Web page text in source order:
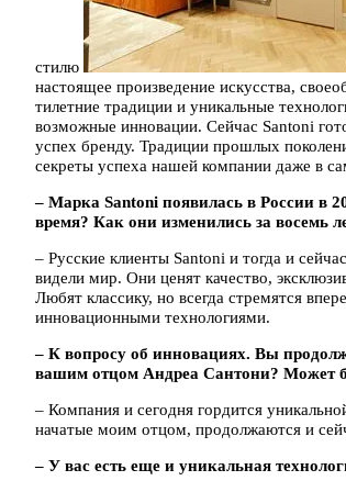
стилю
настоящее произведение искусства,
тилетние традиции и уникальные
возможные инновации. Сейчас Santoni
успех бренду. Традиции прошлых
секреты успеха нашей компании даже в
– Марка Santoni появилась в России в
время? Как они изменились за восемь
– Русские клиенты Santoni и тогда и
видели мир. Они ценят качество,
Любят классику, но всегда стремятся
инновационными технологиями.
– К вопросу об инновациях. Вы
вашим отцом Андреа Сантони? Может
– Компания и сегодня гордится
начатые моим отцом, продолжаются и
– У вас есть еще и уникальная